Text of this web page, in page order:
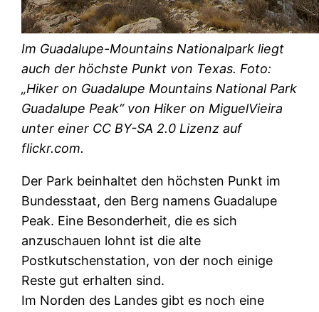
Im Guadalupe-Mountains Nationalpark liegt
auch der höchste Punkt von Texas. Foto:
„Hiker on Guadalupe Mountains National Park
Guadalupe Peak“ von Hiker on MiguelVieira
unter einer CC BY-SA 2.0 Lizenz auf
flickr.com.
Der Park beinhaltet den höchsten Punkt im
Bundesstaat, den Berg namens Guadalupe
Peak. Eine Besonderheit, die es sich
anzuschauen lohnt ist die alte
Postkutschenstation, von der noch einige
Reste gut erhalten sind.
Im Norden des Landes gibt es noch eine